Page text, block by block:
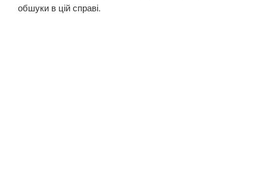
обшуки в цій справі.